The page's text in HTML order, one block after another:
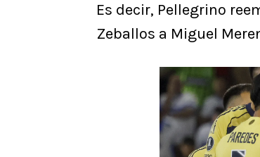
Es decir, Pellegrino
Zeballos a Miguel